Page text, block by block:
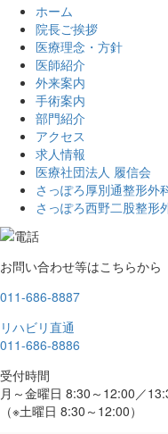
ホーム
院長ご挨拶
医療理念・方針
医師紹介
外来案内
手術案内
部門紹介
アクセス
求人情報
医療社団法人 履信会
さっぽろ厚別通整形外
さっぽろ西野二股整形
お問い合わせ等はこちらから
011-686-8887
リハビリ直通
011-686-8886
受付時間
月～金曜日 8:30～12:00／
（※土曜日 8:30～12:00）